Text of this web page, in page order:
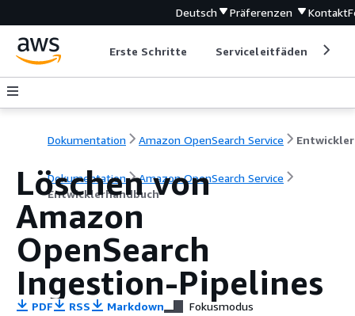
Deutsch Präferenzen Kontakt
Erste Schritte Serviceleitfäden
Dokumentation Amazon OpenSearch Service
Dokumentation
Amazon OpenSearch Service
Entwicklerhandbuch
Löschen von
Amazon
OpenSearch
Ingestion-Pipelines
PDF RSS Markdown Fokusmodus